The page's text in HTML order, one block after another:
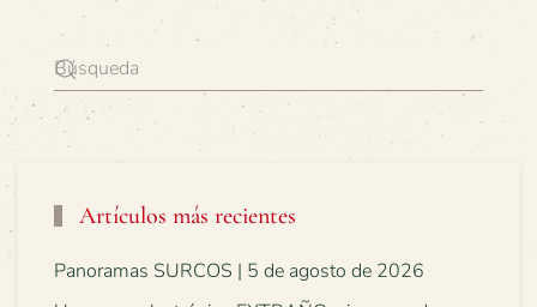
Artículos más recientes
Panoramas SURCOS | 5 de agosto de 2026